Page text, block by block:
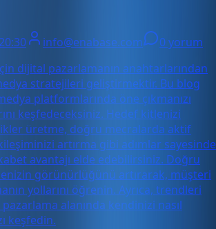
info@enabase.com
0 yorum
dijital pazarlamanın anahtarlarından
stratejileri geliştirmektir. Bu blog
platformlarında öne çıkmanızı
keşfedeceksiniz. Hedef kitlenizi
üretme, doğru mecralarda aktif
artırma gibi adımlar sayesinde
avantajı elde edebilirsiniz. Doğru
görünürlüğünü artırarak, müşteri
yollarını öğrenin. Ayrıca, trendleri
alanında kendinizi nasıl
keşfedin.